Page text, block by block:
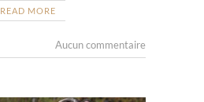
READ MORE
Aucun commentaire